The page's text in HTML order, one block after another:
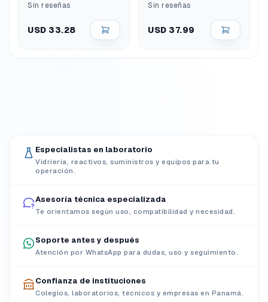
Sin reseñas
USD 33.28
Sin reseñas
USD 37.99
Especialistas en laboratorio
Vidriería, reactivos, suministros y equipos para tu
operación.
Asesoría técnica especializada
Te orientamos según uso, compatibilidad y necesidad.
Soporte antes y después
Atención por WhatsApp para dudas, uso y seguimiento.
Confianza de instituciones
Colegios, laboratorios, técnicos y empresas en Panamá.